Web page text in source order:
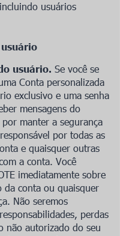
usuários
usuário. Se você se
Conta personalizada
exclusivo e uma senha
mensagens do
por manter a segurança
por todas as
e quaisquer outras
a conta. Você
imediatamente sobre
da conta ou quaisquer
Não seremos
perdas
não autorizado do seu